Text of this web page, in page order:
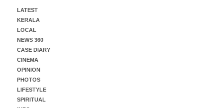
LATEST
KERALA
LOCAL
NEWS 360
CASE DIARY
CINEMA
OPINION
PHOTOS
LIFESTYLE
SPIRITUAL